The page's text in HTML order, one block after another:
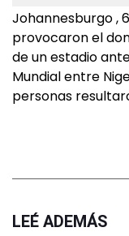
Johannesburgo ,
provocaron el
de un estadio
Mundial entre
personas
LEÉ ADEMÁS